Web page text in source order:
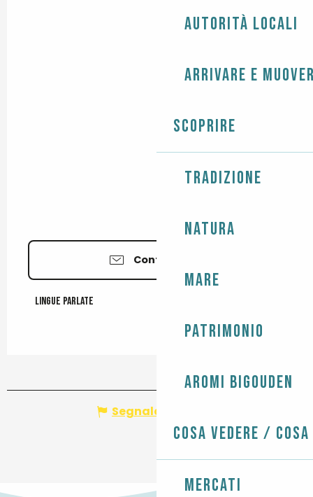
Autorità locali
Arrivare e
Scoprire
Tradizione
Natura
Mare
Patrimonio
Aromi Bigouden
Cosa vedere /
Mercati
Contattateci
Lingue parlate
Lingue parlate
Segnala un errore